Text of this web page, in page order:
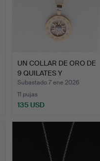
UN COLLAR DE ORO DE
9 QUILATES Y
DIAMANTES…
Subastado 7 ene 2026
11 pujas
135 USD